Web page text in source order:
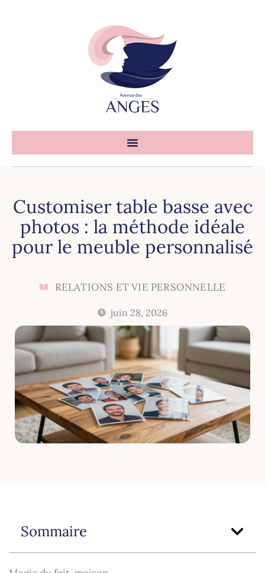
Customiser table basse avec
photos : la méthode idéale
pour le meuble personnalisé
RELATIONS ET VIE PERSONNELLE
juin 28, 2026
Sommaire